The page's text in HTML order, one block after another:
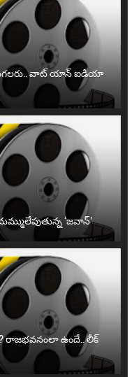
వాట్ యాన్ ఐడియా
‘జవాన్’
రాజభవనంలా ఉందే.. లీక్